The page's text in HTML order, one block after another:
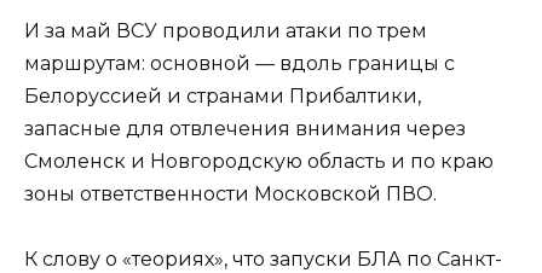
И за май ВСУ проводили атаки по трем
маршрутам: основной — вдоль границы с
Белоруссией и странами Прибалтики,
запасные для отвлечения внимания через
Смоленск и Новгородскую область и по краю
зоны ответственности Московской ПВО.
К слову о «теориях», что запуски БЛА по Санкт-